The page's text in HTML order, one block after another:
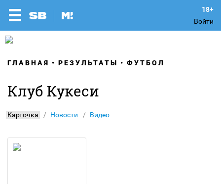
Войти
ГЛАВНАЯ РЕЗУЛЬТАТЫ ФУТБОЛ
Клуб Кукеси
Карточка Новости Видео